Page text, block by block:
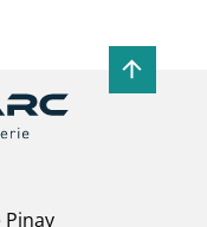
Pinay